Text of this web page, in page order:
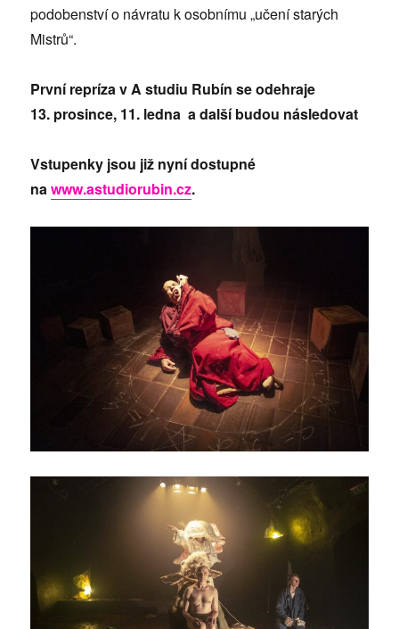
podobenství o návratu k osobnímu „učení starých
Mistrů“.
První repríza v A studiu Rubín se odehraje
13. prosince, 11. ledna a další budou následovat
Vstupenky jsou již nyní dostupné
nawww.astudiorubin.cz.